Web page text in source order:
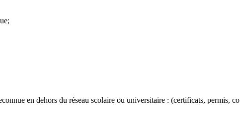
en dehors du réseau scolaire ou universitaire : (certificats, permis,